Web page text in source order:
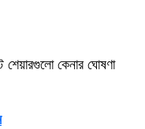
কেনার ঘোষণা